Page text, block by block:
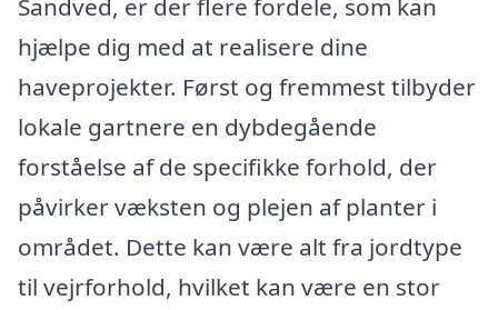
Sandved, er der flere fordele, som kan
hjælpe dig med at realisere dine
haveprojekter. Først og fremmest tilbyder
lokale gartnere en dybdegående
forståelse af de specifikke forhold, der
påvirker væksten og plejen af planter i
området. Dette kan være alt fra jordtype
til vejrforhold, hvilket kan være en stor